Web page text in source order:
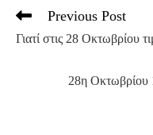
Read
articles
Previous Post
Γιατί στις 28 Οκτωβρίου
28η Οκτωβρίου